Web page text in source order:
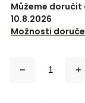
Můžeme doručit
10.8.2026
Možnosti